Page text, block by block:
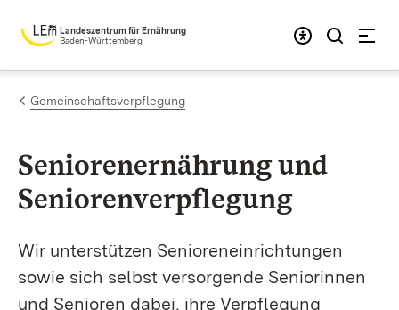
Zum Inhalt springen
Landeszentrum für Ernährung
Baden-Württemberg
Gemeinschaftsverpflegung
Senioren­ernäh­rung und
Sen­io­ren­verpfle­gung
Wir unterstützen Senioreneinrichtungen
sowie sich selbst versorgende Seniorinnen
und Senioren dabei, ihre Verpflegung